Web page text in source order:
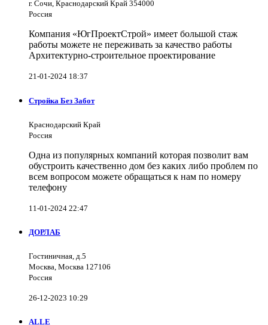
г. Сочи, Краснодарский Край 354000
Россия
Компания «ЮгПроектСтрой» имеет большой стаж
работы можете не переживать за качество работы
Архитектурно-строительное проектирование
21-01-2024 18:37
Стройка Без Забот
Краснодарский Край
Россия
Одна из популярных компаний которая позволит вам
обустроить качественно дом без каких либо проблем по
всем вопросом можете обращаться к нам по номеру
телефону
11-01-2024 22:47
ДОРЛАБ
Гостиничная, д.5
Москва, Москва 127106
Россия
26-12-2023 10:29
ALLE